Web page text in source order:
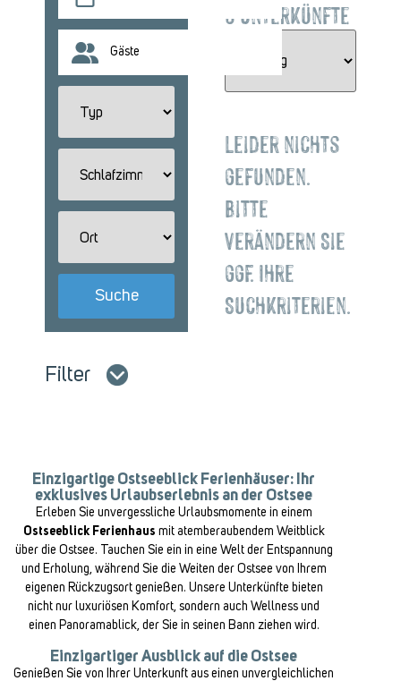
Gäste
Filter
0 Unterkünfte
Leider nichts
gefunden.
Bitte
verändern Sie
ggf. Ihre
Suchkriterien.
Einzigartige Ostseeblick Ferienhäuser: Ihr
exklusives Urlaubserlebnis an der Ostsee
Erleben Sie unvergessliche Urlaubsmomente in einem
Ostseeblick Ferienhaus mit atemberaubendem Weitblick
über die Ostsee. Tauchen Sie ein in eine Welt der Entspannung
und Erholung, während Sie die Weiten der Ostsee von Ihrem
eigenen Rückzugsort genießen. Unsere Unterkünfte bieten
nicht nur luxuriösen Komfort, sondern auch Wellness und
einen Panoramablick, der Sie in seinen Bann ziehen wird.
Einzigartiger Ausblick auf die Ostsee
Genießen Sie von Ihrer Unterkunft aus einen unvergleichlichen